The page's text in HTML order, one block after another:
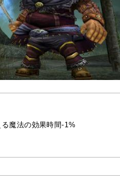
魔法の効果時間-1%